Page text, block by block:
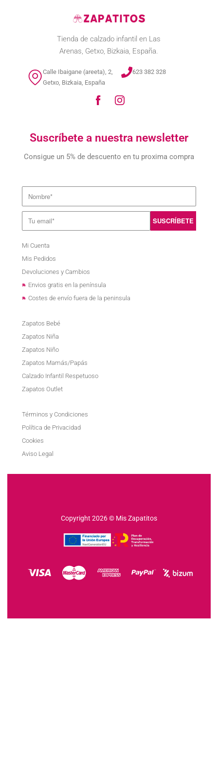
Tienda de calzado infantil en Las
Arenas, Getxo, Bizkaia, España.
Calle Ibaigane (areeta), 2,
Getxo, Bizkaia, España
623 382 328
Suscríbete a nuestra newsletter
Consigue un 5% de descuento en tu proxima compra
Mi Cuenta
Mis Pedidos
Devoluciones y Cambios
Envios gratis en la península
Costes de envío fuera de la peninsula
Zapatos Bebé
Zapatos Niña
Zapatos Niño
Zapatos Mamás/Papás
Calzado Infantil Respetuoso
Zapatos Outlet
Términos y Condiciones
Política de Privacidad
Cookies
Aviso Legal
Copyright 2026 © Mis Zapatitos